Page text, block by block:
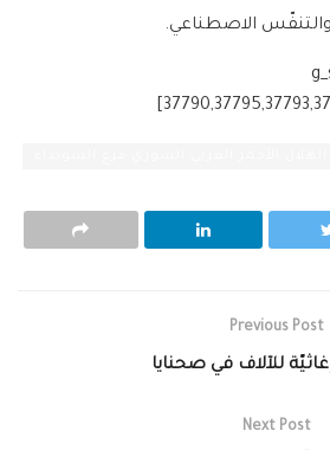
والتنفّس الاصطناعي.
Previous Post
للآلاف في صحنايا
Next Post